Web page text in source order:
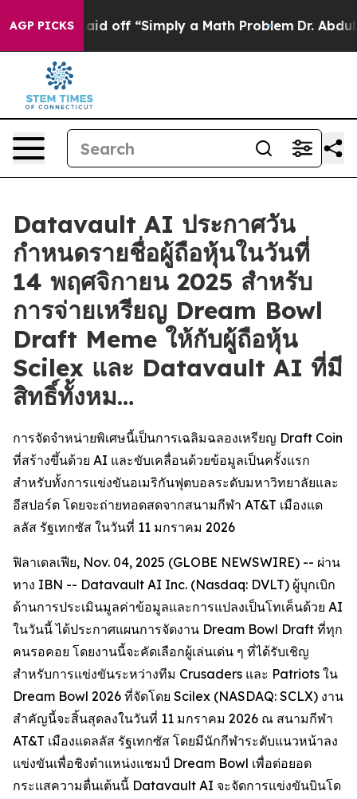
AGP PICKS
Laid off “Simply a Math Problem Dr. Abdul El-
Datavault AI ประกาศวัน
กำหนดรายชื่อผู้ถือหุ้นในวันที่
14 พฤศจิกายน 2025 สำหรับ
การจ่ายเหรียญ Dream Bowl
Draft Meme ให้กับผู้ถือหุ้น
Scilex และ Datavault AI ที่มี
สิทธิ์ทั้งหม…
การจัดจำหน่ายพิเศษนี้เป็นการเฉลิมฉลองเหรียญ Draft Coin
ที่สร้างขึ้นด้วย AI และขับเคลื่อนด้วยข้อมูลเป็นครั้งแรก
สำหรับทั้งการแข่งขันอเมริกันฟุตบอลระดับมหาวิทยาลัยและ
อีสปอร์ต โดยจะถ่ายทอดสดจากสนามกีฬา AT&T เมืองแด
ลลัส รัฐเทกซัส ในวันที่ 11 มกราคม 2026
ฟิลาเดลเฟีย, Nov. 04, 2025 (GLOBE NEWSWIRE) -- ผ่าน
ทาง IBN -- Datavault AI Inc. (Nasdaq: DVLT) ผู้บุกเบิก
ด้านการประเมินมูลค่าข้อมูลและการแปลงเป็นโทเค็นด้วย AI
ในวันนี้ ได้ประกาศแผนการจัดงาน Dream Bowl Draft ที่ทุก
คนรอคอย โดยงานนี้จะคัดเลือกผู้เล่นเด่น ๆ ที่ได้รับเชิญ
สำหรับการแข่งขันระหว่างทีม Crusaders และ Patriots ใน
Dream Bowl 2026 ที่จัดโดย Scilex (NASDAQ: SCLX) งาน
สำคัญนี้จะสิ้นสุดลงในวันที่ 11 มกราคม 2026 ณ สนามกีฬา
AT&T เมืองแดลลัส รัฐเทกซัส โดยมีนักกีฬาระดับแนวหน้าลง
แข่งขันเพื่อชิงตำแหน่งแชมป์ Dream Bowl เพื่อต่อยอด
กระแสความตื่นเต้นนี้ Datavault AI จะจัดการแข่งขันบินโด